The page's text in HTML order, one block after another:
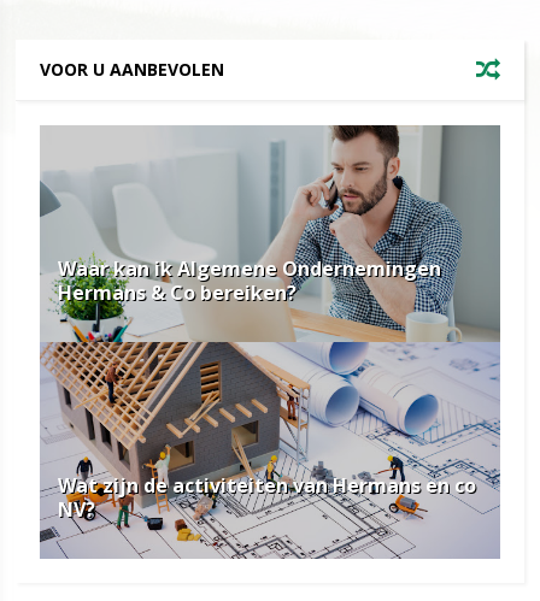
VOOR U AANBEVOLEN
Waar kan ik Algemene Ondernemingen
Hermans & Co bereiken?
Wat zijn de activiteiten van Hermans en co
NV?